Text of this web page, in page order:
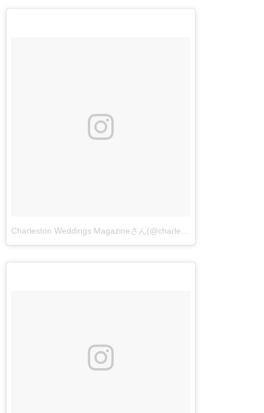
Charleston Weddings Magazineさん(@charlestonweddings)が投稿した写真